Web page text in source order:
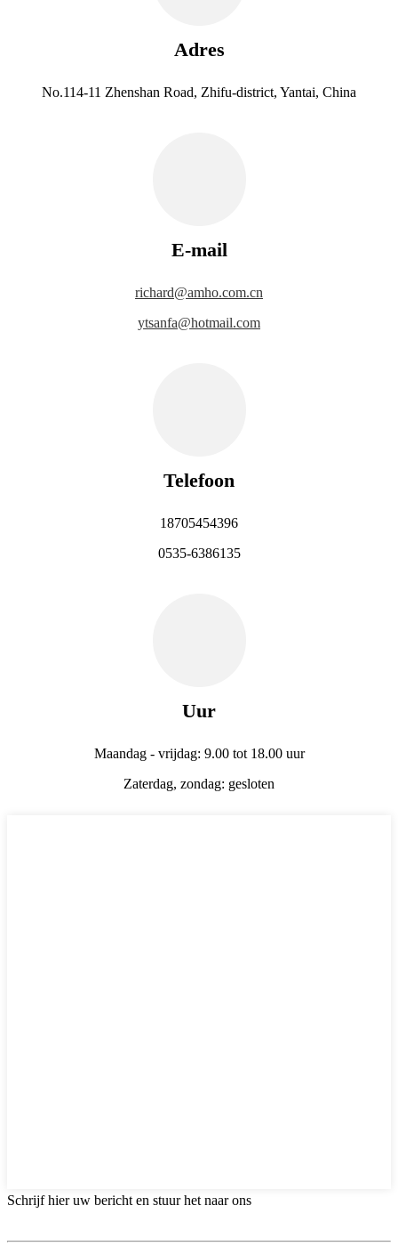
Adres
No.114-11 Zhenshan Road, Zhifu-district, Yantai, China
E-mail
richard@amho.com.cn
ytsanfa@hotmail.com
Telefoon
18705454396
0535-6386135
Uur
Maandag - vrijdag: 9.00 tot 18.00 uur
Zaterdag, zondag: gesloten
Schrijf hier uw bericht en stuur het naar ons